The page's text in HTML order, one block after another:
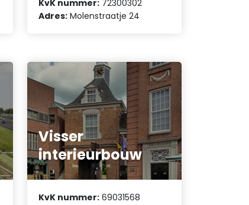
KvK nummer: 72300302
Adres: Molenstraatje 24
Visser
interieurbouw
KvK nummer: 69031568